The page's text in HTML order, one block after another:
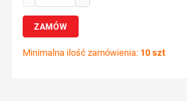
ZAMÓW
Minimalna ilość zamówienia: 10 szt